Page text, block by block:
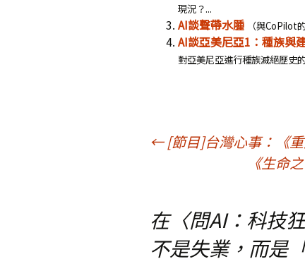
現況？...
AI談聲帶水腫 （與CoPilot
AI談亞美尼亞1：種族與
對亞美尼亞進行種族滅絕歷史
←[節目]台灣心事：《
《生命
在〈問AI：科技
不是失業，而是